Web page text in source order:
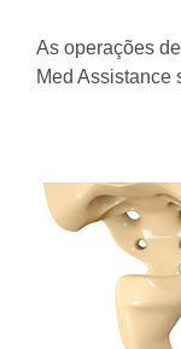
As operações
Med Assistance